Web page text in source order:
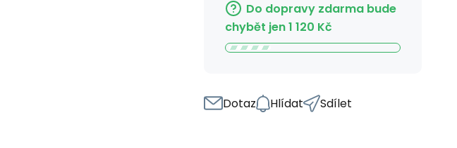
Do dopravy zdarma bude
chybět jen1 120 Kč
Dotaz Hlídat Sdílet